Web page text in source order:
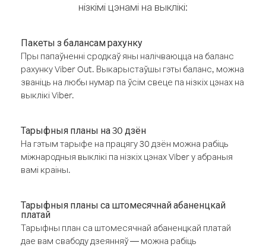
нізкімі цэнамі на выклікі:
Пакеты з балансам рахунку
Пры папаўненні сродкаў яны налічваюцца на баланс
рахунку Viber Out. Выкарыстаўшы гэты баланс, можна
званіць на любы нумар па ўсім свеце па нізкіх цэнах на
выклікі Viber.
Тарыфныя планы на 30 дзён
На гэтым тарыфе на працягу 30 дзён можна рабіць
міжнародныя выклікі па нізкіх цэнах Viber у абраныя
вамі краіны.
Тарыфныя планы са штомесячнай абаненцкай
платай
Тарыфны план са штомесячнай абаненцкай платай
дае вам свабоду дзеянняў — можна рабіць